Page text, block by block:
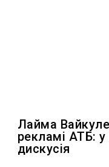
Лайма
рекламі АТБ: у
дискусія